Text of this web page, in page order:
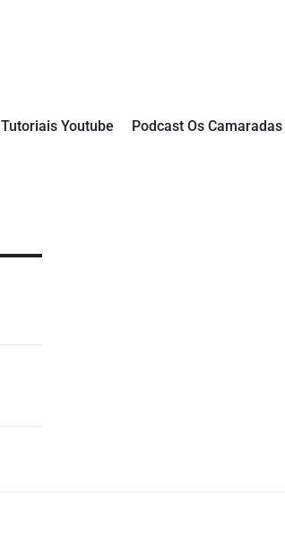
Tutoriais Youtube Podcast Os Camaradas